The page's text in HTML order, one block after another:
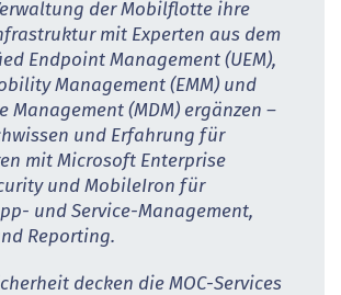
der Mobilflotte ihre
mit Experten aus dem
Endpoint Management (UEM),
Management (EMM) und
Management (MDM) ergänzen –
und Erfahrung für
mit Microsoft Enterprise
und MobileIron für
und Service-Management,
Reporting.
decken die MOC-Services